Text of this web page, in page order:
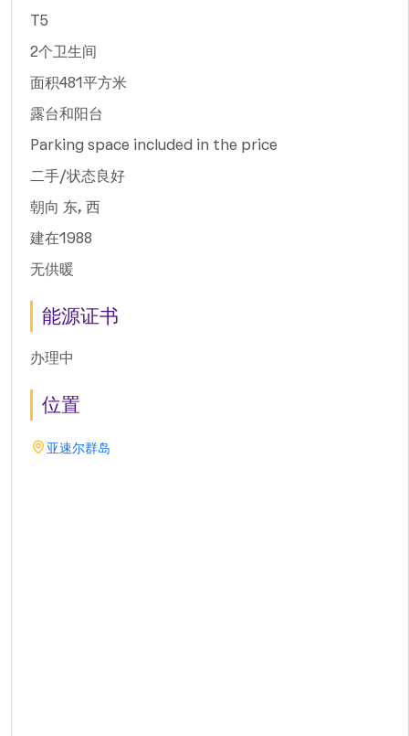
T5
2个卫生间
面积481平方米
露台和阳台
Parking space included in the price
二手/状态良好
朝向 东, 西
建在1988
无供暖
能源证书
办理中
位置
亚速尔群岛